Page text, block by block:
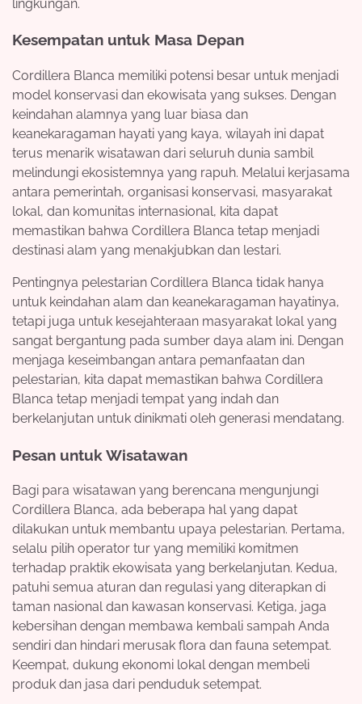
lingkungan.
Kesempatan untuk Masa Depan
Cordillera Blanca memiliki potensi besar untuk menjadi
model konservasi dan ekowisata yang sukses. Dengan
keindahan alamnya yang luar biasa dan
keanekaragaman hayati yang kaya, wilayah ini dapat
terus menarik wisatawan dari seluruh dunia sambil
melindungi ekosistemnya yang rapuh. Melalui kerjasama
antara pemerintah, organisasi konservasi, masyarakat
lokal, dan komunitas internasional, kita dapat
memastikan bahwa Cordillera Blanca tetap menjadi
destinasi alam yang menakjubkan dan lestari.
Pentingnya pelestarian Cordillera Blanca tidak hanya
untuk keindahan alam dan keanekaragaman hayatinya,
tetapi juga untuk kesejahteraan masyarakat lokal yang
sangat bergantung pada sumber daya alam ini. Dengan
menjaga keseimbangan antara pemanfaatan dan
pelestarian, kita dapat memastikan bahwa Cordillera
Blanca tetap menjadi tempat yang indah dan
berkelanjutan untuk dinikmati oleh generasi mendatang.
Pesan untuk Wisatawan
Bagi para wisatawan yang berencana mengunjungi
Cordillera Blanca, ada beberapa hal yang dapat
dilakukan untuk membantu upaya pelestarian. Pertama,
selalu pilih operator tur yang memiliki komitmen
terhadap praktik ekowisata yang berkelanjutan. Kedua,
patuhi semua aturan dan regulasi yang diterapkan di
taman nasional dan kawasan konservasi. Ketiga, jaga
kebersihan dengan membawa kembali sampah Anda
sendiri dan hindari merusak flora dan fauna setempat.
Keempat, dukung ekonomi lokal dengan membeli
produk dan jasa dari penduduk setempat.